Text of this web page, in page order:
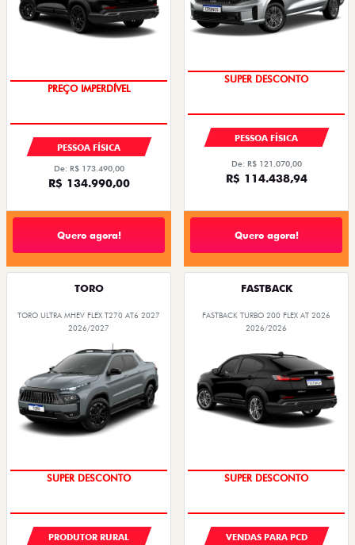
PREÇO IMPERDÍVEL
PESSOA FÍSICA
De: R$ 173.490,00
R$ 134.990,00
Quero agora!
SUPER DESCONTO
PESSOA FÍSICA
De: R$ 121.070,00
R$ 114.438,94
Quero agora!
TORO
TORO ULTRA MHEV FLEX T270 AT6 2027
2026/2027
SUPER DESCONTO
PRODUTOR RURAL
FASTBACK
FASTBACK TURBO 200 FLEX AT 2026
2026/2026
SUPER DESCONTO
VENDAS PARA PCD